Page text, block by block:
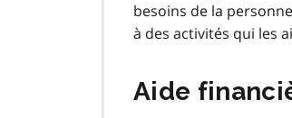
besoins de la
à des activités qui les
Aide